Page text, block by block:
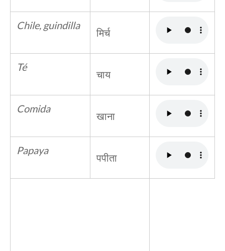
Chile, guindilla
मिर्च
Té
चाय
Comida
खाना
Papaya
पपीता